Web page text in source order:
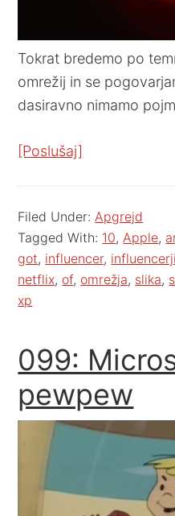
Tokrat bredemo po
omrežij in se
dasiravno nimamo
[Poslušaj]
Filed Under:Apgrejd
Tagged With: 10,Apple,
got, influencer, influencerji
netflix, of, omrežja, slika,
xp
099:
pewpew